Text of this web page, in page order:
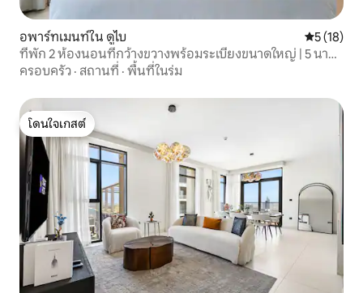
อพาร์ทเมนท์ใน ดูไบ คะแนนเฉลี่
5 (18)
ที่พัก 2 ห้องนอนที่กว้างขวางพร้อมระเบียงขนาดใหญ่ | 5 นาที
ถึงหาด JBR
ครอบครัว · สถานที่ · พื้นที่ในร่ม
โดนใจเกสต์
โดนใจเกสต์